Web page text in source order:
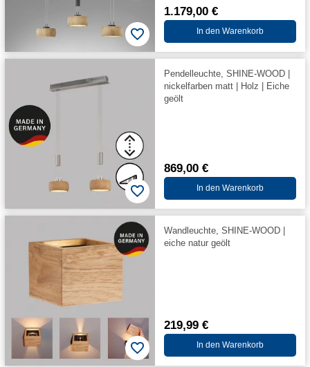
1.179,00 €
In den Warenkorb
Pendelleuchte, SHINE-WOOD |
nickelfarben matt | Holz | Eiche
geölt
869,00 €
In den Warenkorb
Wandleuchte, SHINE-WOOD |
eiche natur geölt
219,99 €
In den Warenkorb